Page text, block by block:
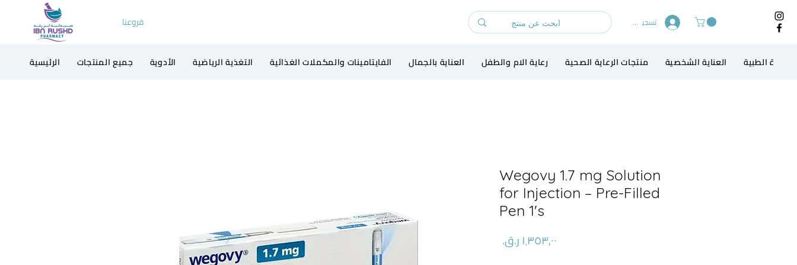
فروعنا تسجيل الدخول
الرئيسية جميع المنتجات الأدوية التغذية الرياضية الفايتامينات والمكملات الغذائية العناية بالجمال رعاية الام والطفل منتجات الرعاية الصحية العناية الشخصية الاجهزة الطبية
Wegovy 1.7 mg Solution
for Injection – Pre-Filled
Pen 1's